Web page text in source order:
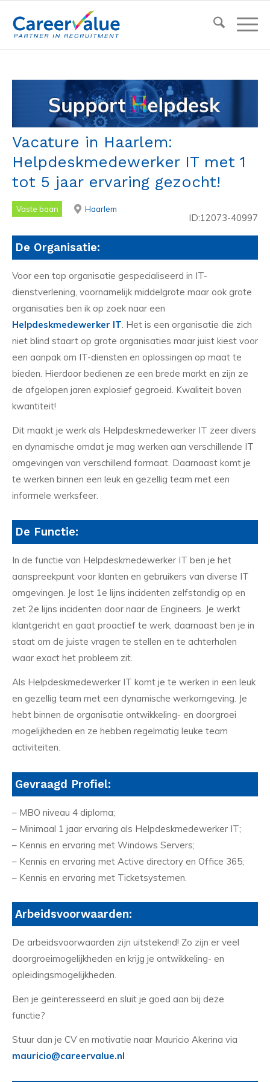
Vacature in Haarlem:
Helpdeskmedewerker IT met 1
tot 5 jaar ervaring gezocht!
Vaste baan Haarlem
ID:12073-40997
De Organisatie:
Voor een top organisatie gespecialiseerd in IT-
dienstverlening, voornamelijk middelgrote maar ook grote
organisaties ben ik op zoek naar een
Helpdeskmedewerker IT. Het is een organisatie die zich
niet blind staart op grote organisaties maar juist kiest voor
een aanpak om IT-diensten en oplossingen op maat te
bieden. Hierdoor bedienen ze een brede markt en zijn ze
de afgelopen jaren explosief gegroeid. Kwaliteit boven
kwantiteit!
Dit maakt je werk als Helpdeskmedewerker IT zeer divers
en dynamische omdat je mag werken aan verschillende IT
omgevingen van verschillend formaat. Daarnaast komt je
te werken binnen een leuk en gezellig team met een
informele werksfeer.
De Functie:
In de functie van Helpdeskmedewerker IT ben je het
aanspreekpunt voor klanten en gebruikers van diverse IT
omgevingen. Je lost 1e lijns incidenten zelfstandig op en
zet 2e lijns incidenten door naar de Engineers. Je werkt
klantgericht en gaat proactief te werk, daarnaast ben je in
staat om de juiste vragen te stellen en te achterhalen
waar exact het probleem zit.
Als Helpdeskmedewerker IT komt je te werken in een leuk
en gezellig team met een dynamische werkomgeving. Je
hebt binnen de organisatie ontwikkeling- en doorgroei
mogelijkheden en ze hebben regelmatig leuke team
activiteiten.
Gevraagd Profiel:
– MBO niveau 4 diploma;
– Minimaal 1 jaar ervaring als Helpdeskmedewerker IT;
– Kennis en ervaring met Windows Servers;
– Kennis en ervaring met Active directory en Office 365;
– Kennis en ervaring met Ticketsystemen.
Arbeidsvoorwaarden:
De arbeidsvoorwaarden zijn uitstekend! Zo zijn er veel
doorgroeimogelijkheden en krijg je ontwikkeling- en
opleidingsmogelijkheden.
Ben je geïnteresseerd en sluit je goed aan bij deze
functie?
Stuur dan je CV en motivatie naar Mauricio Akerina via
mauricio@careervalue.nl